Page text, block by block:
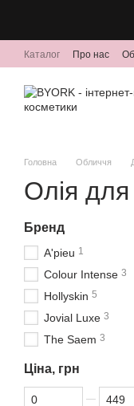
Каталог Про нас
Головна Обличчя
Олія для
Бренд
A'pieu 1
Colour Intense 3
Hollyskin 5
Jovial Luxe 3
The Saem 3
Ціна, грн
Від Ціна, грн
До Ціна, грн